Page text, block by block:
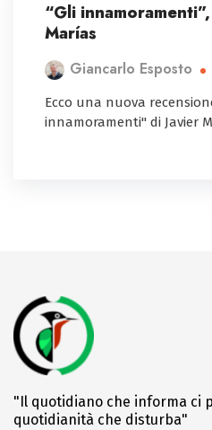
“Gli
Marías
Giancarlo Esposto
Ecco una nuova
innamoramenti" di Javier
"Il quotidiano che informa ci
quotidianità che disturba"